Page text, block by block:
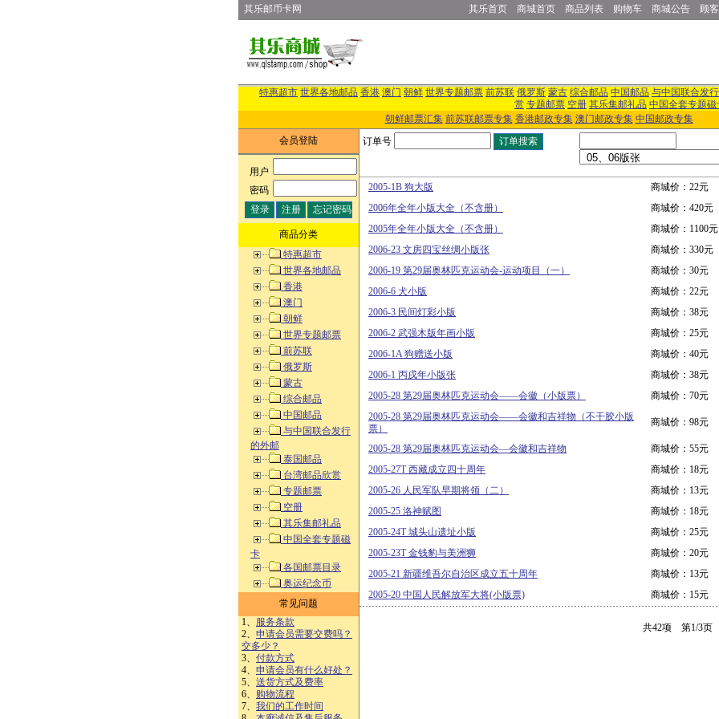
其乐邮币卡网 其乐首页 商城首页 商品列表 购物车 商城公告 顾
特惠超市 世界各地邮品 香港 澳门 朝鲜 世界专题邮票 前苏联 俄罗斯 蒙古 综合邮品 中国邮品 与中国联合发
赏 专题邮票 空册 其乐集邮礼品 中国全套专题磁
朝鲜邮票汇集 前苏联邮票专集 香港邮政专集 澳门邮政专集 中国邮政专集
会员登陆
用户:
密码:
商品分类
特惠超市
世界各地邮品
香港
澳门
朝鲜
世界专题邮票
前苏联
俄罗斯
蒙古
综合邮品
中国邮品
与中国联合发行
的外邮
泰国邮品
台湾邮品欣赏
专题邮票
空册
其乐集邮礼品
中国全套专题磁
卡
各国邮票目录
奥运纪念币
常见问题
1、 服务条款
2、 申请会员需要交费吗？
交多少？
3、 付款方式
4、 申请会员有什么好处？
5、 送货方式及费率
6、 购物流程
7、 我们的工作时间
订单号
2005-1B 狗大版
商城价：22元
2006年全年小版大全（不含册）
商城价：420元
2005年全年小版大全（不含册）
商城价：1100元
2006-23 文房四宝丝绸小版张
商城价：330元
2006-19 第29届奥林匹克运动会-运动项目（一）
商城价：30元
2006-6 犬小版
商城价：22元
2006-3 民间灯彩小版
商城价：38元
2006-2 武强木版年画小版
商城价：25元
2006-1A 狗赠送小版
商城价：40元
2006-1 丙戌年小版张
商城价：38元
2005-28 第29届奥林匹克运动会——会徽（小版票）
商城价：70元
2005-28 第29届奥林匹克运动会——会徽和吉祥物（不干胶小版
票）
商城价：98元
2005-28 第29届奥林匹克运动会—会徽和吉祥物
商城价：55元
2005-27T 西藏成立四十周年
商城价：18元
2005-26 人民军队早期将领（二）
商城价：13元
2005-25 洛神赋图
商城价：18元
2005-24T 城头山遗址小版
商城价：25元
2005-23T 金钱豹与美洲狮
商城价：20元
2005-21 新疆维吾尔自治区成立五十周年
商城价：13元
2005-20 中国人民解放军大将(小版票)
商城价：15元
共42项 第1/3